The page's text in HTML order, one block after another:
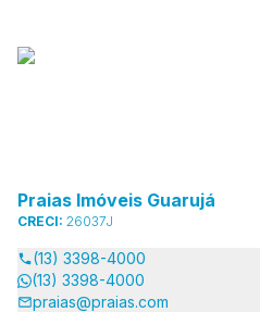
Praias Imóveis Guarujá
CRECI: 26037J
(13) 3398-4000
(13) 3398-4000
praias@praias.com